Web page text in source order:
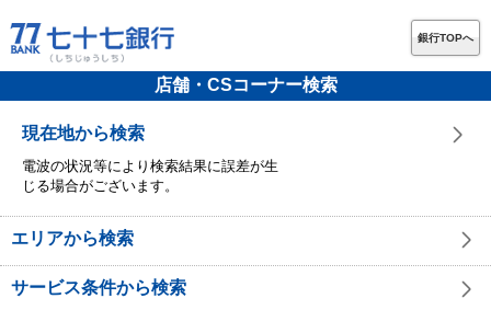
銀行TOPへ
店舗・CSコーナー検索
現在地から検索
電波の状況等により検索結果に誤差が生
じる場合がございます。
エリアから検索
サービス条件から検索